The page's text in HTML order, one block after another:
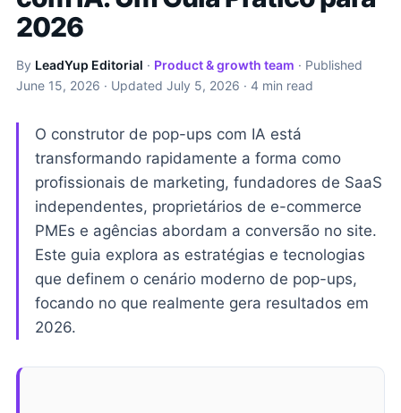
2026
By LeadYup Editorial · Product & growth team · Published
June 15, 2026 · Updated July 5, 2026 · 4 min read
O construtor de pop-ups com IA está
transformando rapidamente a forma como
profissionais de marketing, fundadores de SaaS
independentes, proprietários de e-commerce
PMEs e agências abordam a conversão no site.
Este guia explora as estratégias e tecnologias
que definem o cenário moderno de pop-ups,
focando no que realmente gera resultados em
2026.